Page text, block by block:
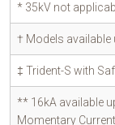
* 35kV not
† Models available
‡ Trident-S with
** 16kA available
Momentary